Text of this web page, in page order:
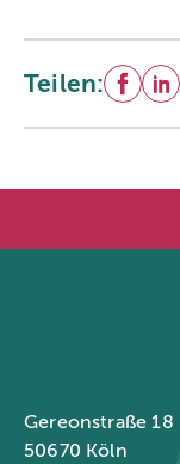
Teilen:
Gereonstraße 18
50670 Köln